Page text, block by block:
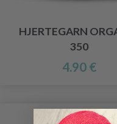
HJERTEGARN
350
4.90 €